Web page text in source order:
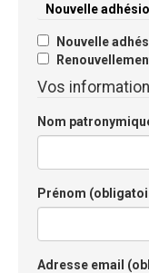
Nouvelle
Nouvelle
Vos
Nom
Prénom
Adresse email